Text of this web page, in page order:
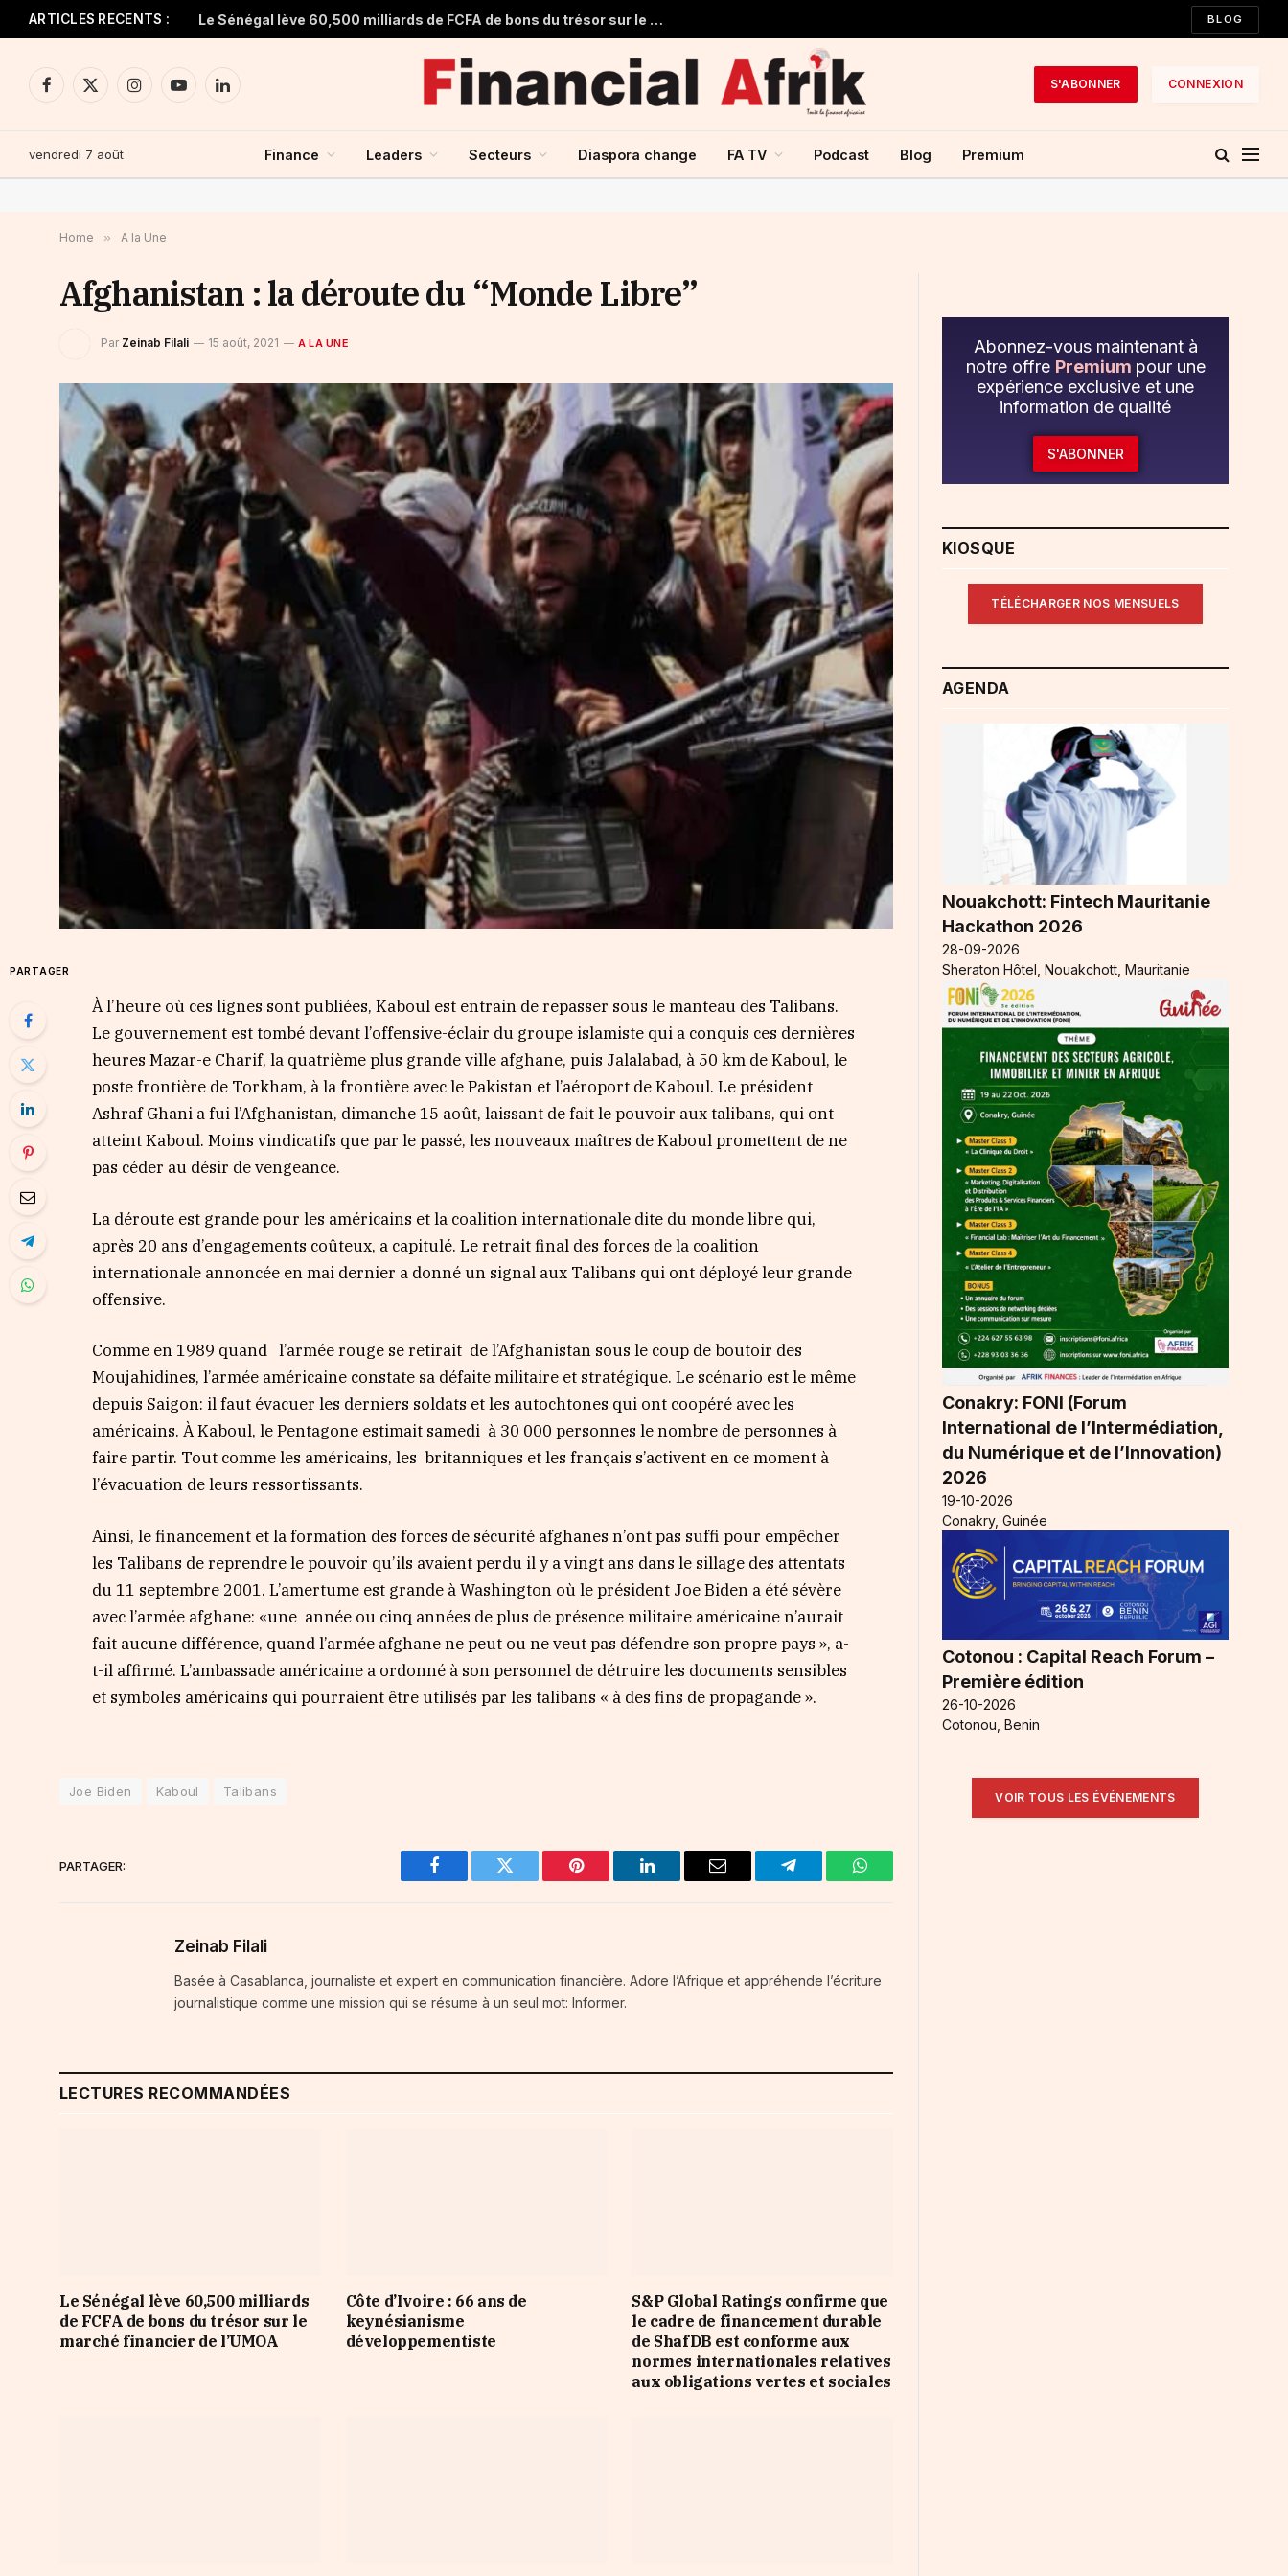
ARTICLES RECENTS : Le Sénégal lève 60,500 milliards de FCFA de bons du trésor sur le marché financier de l’UMOA BLOG
Facebook
X
InstagramYouTubeLinkedIn
S'ABONNER CONNEXION
vendredi 7 août Finance Leaders Secteurs Diaspora change FA TV Podcast Blog Premium
Home » A la Une
Afghanistan : la déroute du “Monde Libre”
Par Zeinab Filali 15 août, 2021 A LA UNE
PARTAGER
À l’heure où ces lignes sont publiées, Kaboul est entrain de repasser sous le manteau des Talibans.
Le gouvernement est tombé devant l’offensive-éclair du groupe islamiste qui a conquis ces dernières
heures Mazar-e Charif, la quatrième plus grande ville afghane, puis Jalalabad, à 50 km de Kaboul, le
poste frontière de Torkham, à la frontière avec le Pakistan et l’aéroport de Kaboul. Le président
Ashraf Ghani a fui l’Afghanistan, dimanche 15 août, laissant de fait le pouvoir aux talibans, qui ont
atteint Kaboul. Moins vindicatifs que par le passé, les nouveaux maîtres de Kaboul promettent de ne
pas céder au désir de vengeance.
La déroute est grande pour les américains et la coalition internationale dite du monde libre qui,
après 20 ans d’engagements coûteux, a capitulé. Le retrait final des forces de la coalition
internationale annoncée en mai dernier a donné un signal aux Talibans qui ont déployé leur grande
offensive.
Comme en 1989 quand l’armée rouge se retirait de l’Afghanistan sous le coup de boutoir des
Moujahidines, l’armée américaine constate sa défaite militaire et stratégique. Le scénario est le même
depuis Saigon: il faut évacuer les derniers soldats et les autochtones qui ont coopéré avec les
américains. À Kaboul, le Pentagone estimait samedi à 30 000 personnes le nombre de personnes à
faire partir. Tout comme les américains, les britanniques et les français s’activent en ce moment à
l’évacuation de leurs ressortissants.
Ainsi, le financement et la formation des forces de sécurité afghanes n’ont pas suffi pour empêcher
les Talibans de reprendre le pouvoir qu’ils avaient perdu il y a vingt ans dans le sillage des attentats
du 11 septembre 2001. L’amertume est grande à Washington où le président Joe Biden a été sévère
avec l’armée afghane: «une année ou cinq années de plus de présence militaire américaine n’aurait
fait aucune différence, quand l’armée afghane ne peut ou ne veut pas défendre son propre pays », a-
t-il affirmé. L’ambassade américaine a ordonné à son personnel de détruire les documents sensibles
et symboles américains qui pourraient être utilisés par les talibans « à des fins de propagande ».
Joe Biden Kaboul Talibans
PARTAGER:
Facebook Twitter Pinterest LinkedIn Email Telegram WhatsApp
Zeinab Filali
Basée à Casablanca, journaliste et expert en communication financière. Adore l’Afrique et appréhende l’écriture
journalistique comme une mission qui se résume à un seul mot: Informer.
LECTURES RECOMMANDÉES
Le Sénégal lève 60,500 milliards
de FCFA de bons du trésor sur le
marché financier de l’UMOA
Côte d’Ivoire : 66 ans de
keynésianisme
développementiste
S&P Global Ratings confirme que
le cadre de financement durable
de ShafDB est conforme aux
normes internationales relatives
aux obligations vertes et sociales
Abonnez-vous maintenant à
notre offre Premium pour une
expérience exclusive et une
information de qualité
S'ABONNER
KIOSQUE
TÉLÉCHARGER NOS MENSUELS
AGENDA
Nouakchott: Fintech Mauritanie
Hackathon 2026
28-09-2026
Sheraton Hôtel, Nouakchott, Mauritanie
Conakry: FONI (Forum
International de l’Intermédiation,
du Numérique et de l’Innovation)
2026
19-10-2026
Conakry, Guinée
Cotonou : Capital Reach Forum –
Première édition
26-10-2026
Cotonou, Benin
VOIR TOUS LES ÉVÉNEMENTS